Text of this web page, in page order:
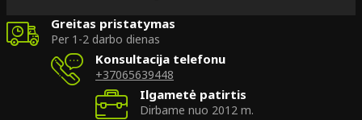
Greitas pristatymas
Per 1-2 darbo dienas
Konsultacija telefonu
+37065639448
Ilgametė patirtis
Dirbame nuo 2012 m.